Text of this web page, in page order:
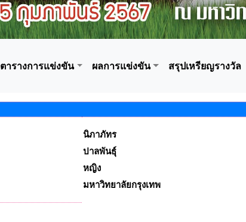
ตารางการแข่งขัน ผลการแข่งขัน สรุปเหรียญรางวัล
นิภาภัทร
ปาลพันธุ์
หญิง
มหาวิทยาลัยกรุงเทพ